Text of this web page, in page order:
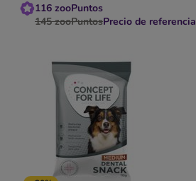
116 zooPuntos
145 zooPuntosPrecio de referencia